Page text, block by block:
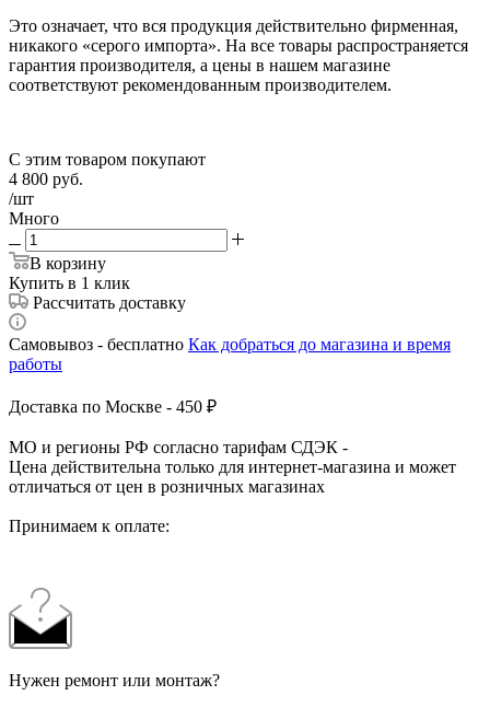
Это означает, что вся продукция действительно фирменная,
никакого «серого импорта». На все товары распространяется
гарантия производителя, а цены в нашем магазине
соответствуют рекомендованным производителем.
С этим товаром покупают
4 800 руб.
/шт
Много
В корзину
Купить в 1 клик
Рассчитать доставку
Самовывоз - бесплатно Как добраться до магазина и время
работы
Доставка по Москве - 450 ₽
МО и регионы РФ согласно тарифам СДЭК -
Цена действительна только для интернет-магазина и может
отличаться от цен в розничных магазинах
Принимаем к оплате:
Нужен ремонт или монтаж?